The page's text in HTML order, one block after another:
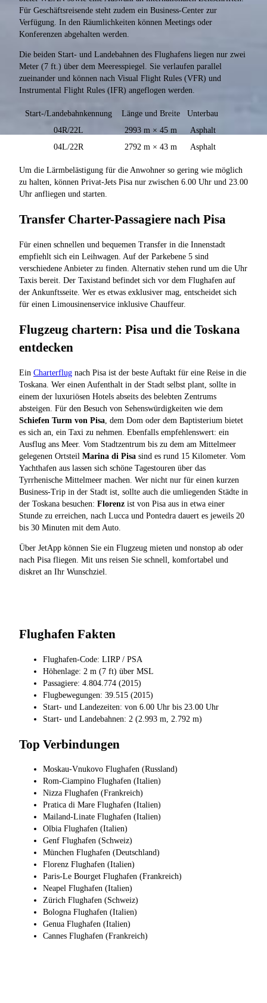
Für Geschäftsreisende steht zudem ein Business-Center zur
Verfügung. In den Räumlichkeiten können Meetings oder
Konferenzen abgehalten werden.
Die beiden Start- und Landebahnen des Flughafens liegen nur zwei
Meter (7 ft.) über dem Meeresspiegel. Sie verlaufen parallel
zueinander und können nach Visual Flight Rules (VFR) und
Instrumental Flight Rules (IFR) angeflogen werden.
Start-/Landebahnkennung Länge und Breite
Unterbau
04R/22L
2993 m × 45 m
Asphalt
04L/22R
2792 m × 43 m Asphalt
Um die Lärmbelästigung für die Anwohner so gering wie möglich
zu halten, können Privat-Jets Pisa nur zwischen 6.00 Uhr und 23.00
Uhr anfliegen und starten.
Transfer Charter-Passagiere nach Pisa
Für einen schnellen und bequemen Transfer in die Innenstadt
empfiehlt sich ein Leihwagen. Auf der Parkebene 5 sind
verschiedene Anbieter zu finden. Alternativ stehen rund um die Uhr
Taxis bereit. Der Taxistand befindet sich vor dem Flughafen auf
der Ankunftsseite. Wer es etwas exklusiver mag, entscheidet sich
für einen Limousinenservice inklusive Chauffeur.
Flugzeug chartern: Pisa und die Toskana
entdecken
Ein Charterflug nach Pisa ist der beste Auftakt für eine Reise in die
Toskana. Wer einen Aufenthalt in der Stadt selbst plant, sollte in
einem der luxuriösen Hotels abseits des belebten Zentrums
absteigen. Für den Besuch von Sehenswürdigkeiten wie dem
Schiefen Turm von Pisa , dem Dom oder dem Baptisterium bietet
es sich an, ein Taxi zu nehmen. Ebenfalls empfehlenswert: ein
Ausflug ans Meer. Vom Stadtzentrum bis zu dem am Mittelmeer
gelegenen Ortsteil Marina di Pisa sind es rund 15 Kilometer. Vom
Yachthafen aus lassen sich schöne Tagestouren über das
Tyrrhenische Mittelmeer machen. Wer nicht nur für einen kurzen
Business-Trip in der Stadt ist, sollte auch die umliegenden Städte in
der Toskana besuchen: Florenz ist von Pisa aus in etwa einer
Stunde zu erreichen, nach Lucca und Pontedra dauert es jeweils 20
bis 30 Minuten mit dem Auto.
Über JetApp können Sie ein Flugzeug mieten und nonstop ab oder
nach Pisa fliegen. Mit uns reisen Sie schnell, komfortabel und
diskret an Ihr Wunschziel.
Flughafen Fakten
Flughafen-Code: LIRP / PSA
Höhenlage: 2 m (7 ft) über MSL
Passagiere: 4.804.774 (2015)
Flugbewegungen: 39.515 (2015)
Start- und Landezeiten: von 6.00 Uhr bis 23.00 Uhr
Start- und Landebahnen: 2 (2.993 m, 2.792 m)
Top Verbindungen
Moskau-Vnukovo Flughafen (Russland)
Rom-Ciampino Flughafen (Italien)
Nizza Flughafen (Frankreich)
Pratica di Mare Flughafen (Italien)
Mailand-Linate Flughafen (Italien)
Olbia Flughafen (Italien)
Genf Flughafen (Schweiz)
München Flughafen (Deutschland)
Florenz Flughafen (Italien)
Paris-Le Bourget Flughafen (Frankreich)
Neapel Flughafen (Italien)
Zürich Flughafen (Schweiz)
Bologna Flughafen (Italien)
Genua Flughafen (Italien)
Cannes Flughafen (Frankreich)